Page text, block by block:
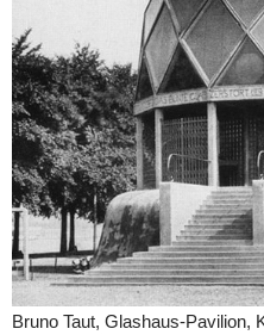
Bruno Taut, Glashaus-Pavilion,